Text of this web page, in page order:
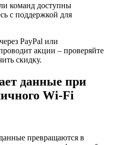
команд доступны
с поддержкой для
PayPal или
акции – проверяйте
скидку.
данные при
Wi-Fi
превращаются в